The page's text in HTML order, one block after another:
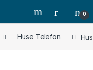
0
Huse Telefon